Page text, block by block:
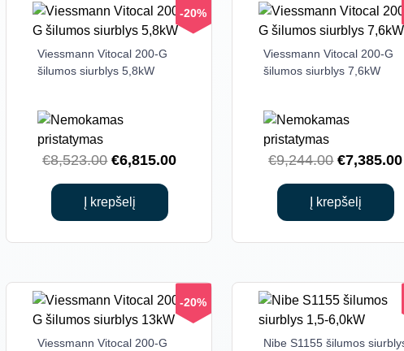
-20%
Viessmann Vitocal 200-G
šilumos siurblys 5,8kW
€8,523.00 Original
price
was:
€8,523.00.
€6,815.00Current
Į krepšelį
Viessmann Vitocal 200-G
šilumos siurblys 7,6kW
€9,244.00 Original
price
was:
€9,244.00.
€7,385.00
Į krepšelį
-20%
Viessmann Vitocal 200-G
Nibe S1155 šilumos